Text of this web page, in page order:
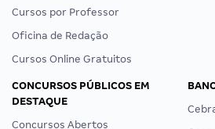
Cursos por Professor
Oficina de Redação
Cursos Online Gratuitos
CONCURSOS PÚBLICOS EM
DESTAQUE
Concursos Abertos